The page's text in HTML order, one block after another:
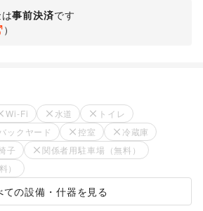
事前決済です
）
Wi-Fi 水道
トイレ
ックヤード 控室
冷蔵庫
子
関係者用駐車場（無料）
）
ての設備・什器を見る